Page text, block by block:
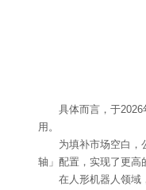
具体而言，于
用。
为填补市场空白，
轴」配置，实现了更高
在人形机器人领域